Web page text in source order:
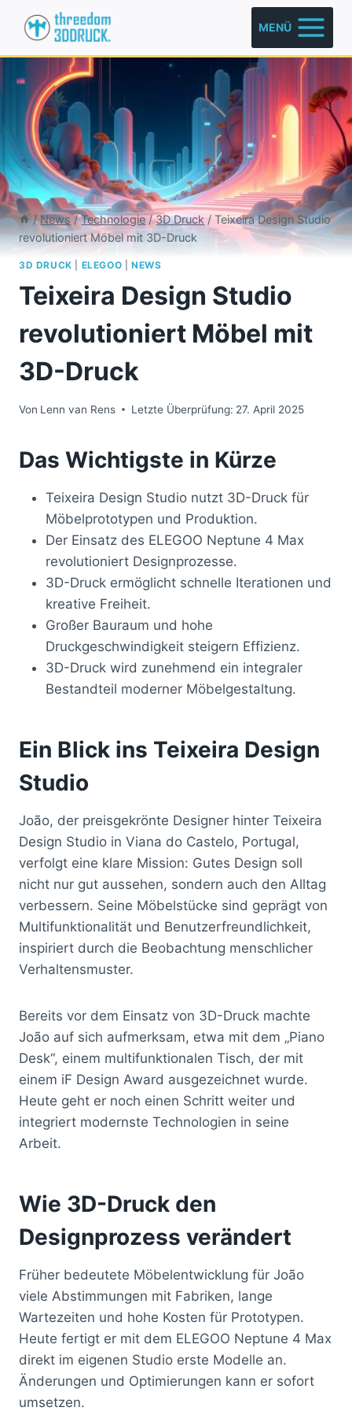
Inhalt
springen
MENÜ
/ News / Technologie / 3D Druck / Teixeira Design Studio
revolutioniert Möbel mit 3D-Druck
3D DRUCK ELEGOO NEWS
Teixeira Design Studio
revolutioniert Möbel mit
3D-Druck
Von Lenn van Rens Letzte Überprüfung: 27. April 2025
Das Wichtigste in Kürze
Teixeira Design Studio nutzt 3D-Druck für
Möbelprototypen und Produktion.
Der Einsatz des ELEGOO Neptune 4 Max
revolutioniert Designprozesse.
3D-Druck ermöglicht schnelle Iterationen und
kreative Freiheit.
Großer Bauraum und hohe
Druckgeschwindigkeit steigern Effizienz.
3D-Druck wird zunehmend ein integraler
Bestandteil moderner Möbelgestaltung.
Ein Blick ins Teixeira Design
Studio
João, der preisgekrönte Designer hinter Teixeira
Design Studio in Viana do Castelo, Portugal,
verfolgt eine klare Mission: Gutes Design soll
nicht nur gut aussehen, sondern auch den Alltag
verbessern. Seine Möbelstücke sind geprägt von
Multifunktionalität und Benutzerfreundlichkeit,
inspiriert durch die Beobachtung menschlicher
Verhaltensmuster.
Bereits vor dem Einsatz von 3D-Druck machte
João auf sich aufmerksam, etwa mit dem „Piano
Desk“, einem multifunktionalen Tisch, der mit
einem iF Design Award ausgezeichnet wurde.
Heute geht er noch einen Schritt weiter und
integriert modernste Technologien in seine
Arbeit.
Wie 3D-Druck den
Designprozess verändert
Früher bedeutete Möbelentwicklung für João
viele Abstimmungen mit Fabriken, lange
Wartezeiten und hohe Kosten für Prototypen.
Heute fertigt er mit dem ELEGOO Neptune 4 Max
direkt im eigenen Studio erste Modelle an.
Änderungen und Optimierungen kann er sofort
umsetzen.